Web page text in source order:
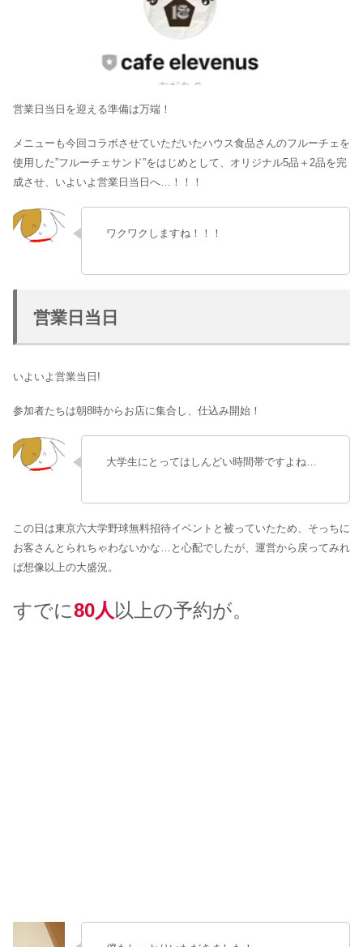
営業日当日を迎える準備は万端！
メニューも今回コラボさせていただいたハウス食品さんのフルーチェを
使用した”フルーチェサンド”をはじめとして、オリジナル5品＋2品を完
成させ、いよいよ営業日当日へ…！！！
ワクワクしますね！！！
営業日当日
いよいよ営業当日!
参加者たちは朝8時からお店に集合し、仕込み開始！
大学生にとってはしんどい時間帯ですよね…
この日は東京六大学野球無料招待イベントと被っていたため、そっちに
お客さんとられちゃわないかな…と心配でしたが、運営から戻ってみれ
ば想像以上の大盛況。
すでに80人 以上の予約が。